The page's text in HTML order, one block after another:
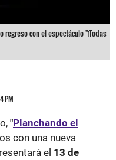
con el espectáculo "¡Todas
PM
"Planchando el
con una nueva
el 13 de